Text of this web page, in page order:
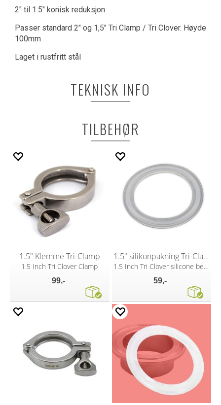
2" til 1.5" konisk reduksjon
Passer standard 2" og 1,5" Tri Clamp / Tri Clover. Høyde
100mm
Laget i rustfritt stål
TEKNISK INFO
TILBEHØR
1.5" Klemme Tri-Clamp
1.5 Inch Tri Clover Clamp
99,-
1.5" silikonpakning Tri-Clamp
1.5 Inch Tri Clover silicone beaded seal
59,-